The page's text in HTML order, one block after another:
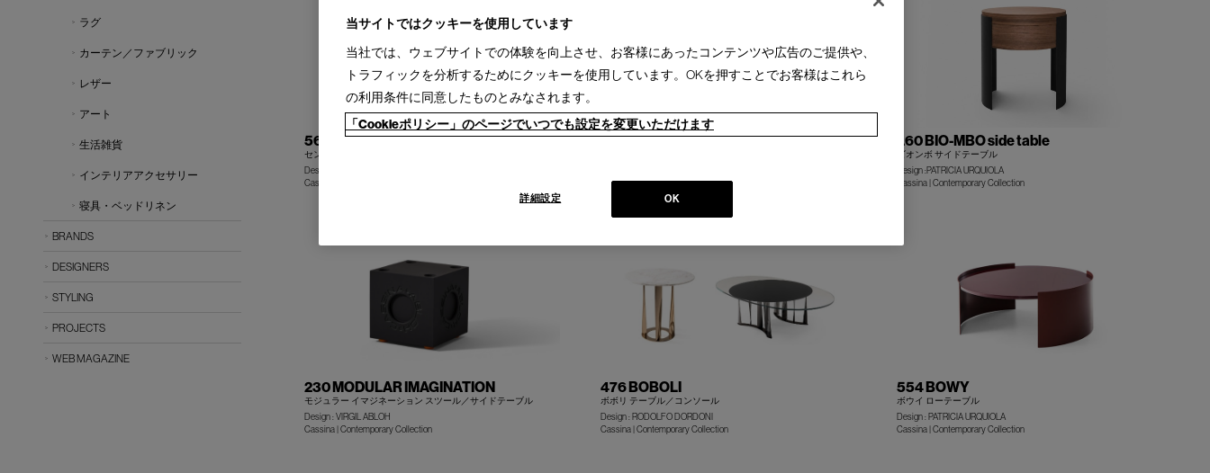
564 SENGU COFFEE TABLE
セングウ コーヒーテーブル ローテーブル
Design :PATRICIA URQUIOLA
Cassina | Contemporary Collection
507 SOFT CORNERS【受注輸入】
Cassina | Contemporary Collection
L60 BIO-MBO side table
ビオンボ サイドテーブル
Design :PATRICIA URQUIOLA
Cassina | Contemporary Collection
230 MODULAR IMAGINATION
モジュラー イマジネーション スツール／サイドテーブル
Design : VIRGIL ABLOH
Cassina | Contemporary Collection
476 BOBOLI
ボボリ テーブル／コンソール
Design : RODOLFO DORDONI
Cassina | Contemporary Collection
554 BOWY
ボウイ ローテーブル
Design : PATRICIA URQUIOLA
Cassina | Contemporary Collection
ラグ
カーテン／ファブリック
レザー
アート
生活雑貨
インテリアアクセサリー
寝具・ベッドリネン
BRANDS
DESIGNERS
STYLING
PROJECTS
WEB MAGAZINE
当サイトではクッキーを使用しています
当社では、ウェブサイトでの体験を向上させ、お客様にあったコンテンツや広告のご提供や、
トラフィックを分析するためにクッキーを使用しています。OKを押すことでお客様はこれら
の利用条件に同意したものとみなされます。
「Cookieポリシー」のページでいつでも設定を変更いただけます
OK
詳細設定